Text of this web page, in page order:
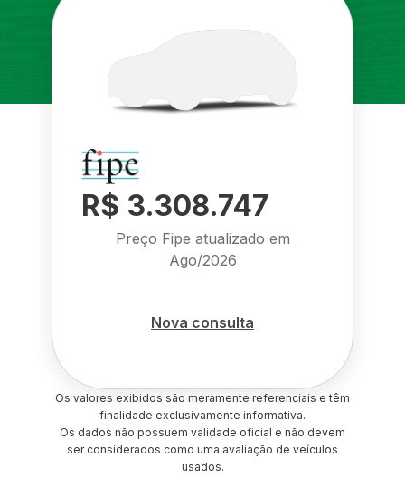
R$ 3.308.747
Preço Fipe atualizado em
Ago/2026
Nova consulta
Os valores exibidos são meramente referenciais e têm
finalidade exclusivamente informativa.
Os dados não possuem validade oficial e não devem
ser considerados como uma avaliação de veículos
usados.